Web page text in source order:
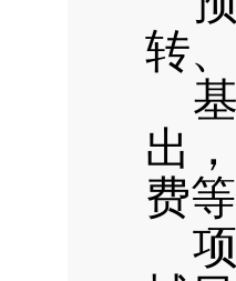
转
出
费